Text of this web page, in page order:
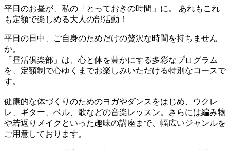
平日のお昼が、私の「とっておきの時間」に。 あれもこれ
も定額で楽しめる大人の部活動！
平日の日中、ご自身のためだけの贅沢な時間を持ちません
か。
「昼活倶楽部」は、心と体を豊かにする多彩なプログラム
を、定額制で心ゆくまでお楽しみいただける特別なコースで
す。
健康的な体づくりのためのヨガやダンスをはじめ、ウクレ
レ、ギター、ベル、歌などの音楽レッスン。さらには編み物
や若返りメイクといった趣味の講座まで、幅広いジャンルを
ご用意しております。